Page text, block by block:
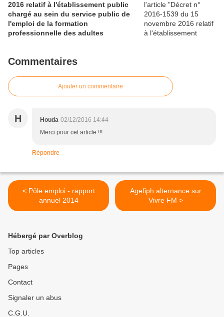
2016 relatif à l'établissement public
chargé au sein du service public de
l'emploi de la formation
professionnelle des adultes
Commentaires
Ajouter un commentaire
H Houda 02/12/2016 14:44
Merci pour cet article !!!
Répondre
< Pôle emploi - rapport
annuel 2014
Agefiph alternance sur
Vivre FM >
Hébergé par Overblog
Top articles
Pages
Contact
Signaler un abus
C.G.U.